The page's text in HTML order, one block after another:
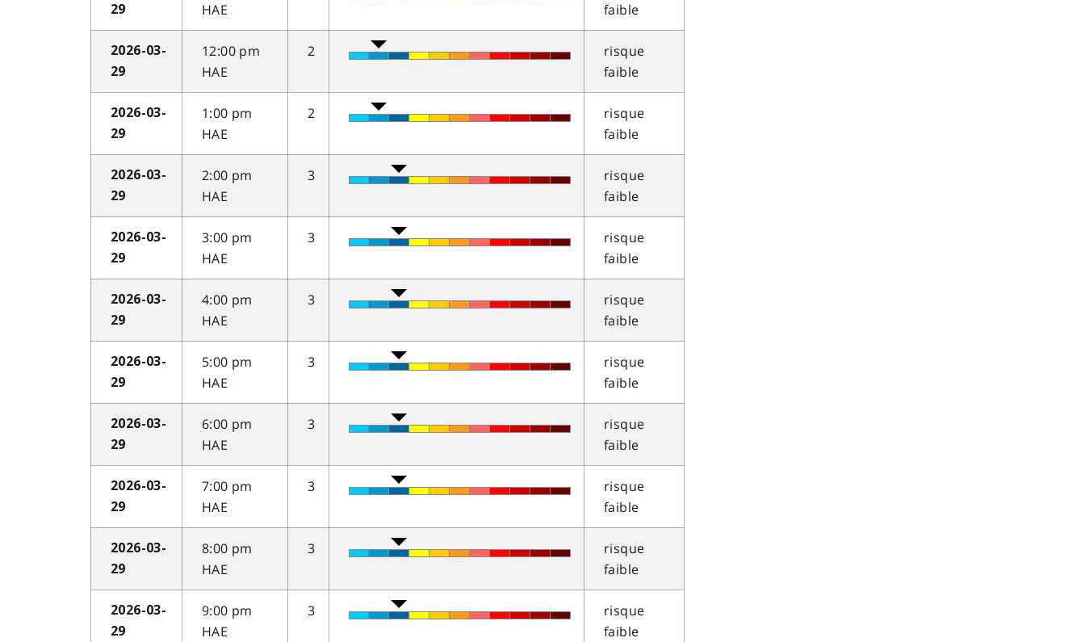
29
HAE
faible
2026-03-
29
12:00 pm
HAE
2
risque
faible
2026-03-
29
1:00 pm
HAE
2
risque
faible
2026-03-
29
2:00 pm
HAE
3
risque
faible
2026-03-
29
3:00 pm
HAE
3
risque
faible
2026-03-
29
4:00 pm
HAE
3
risque
faible
2026-03-
29
5:00 pm
HAE
3
risque
faible
2026-03-
29
6:00 pm
HAE
3
risque
faible
2026-03-
29
7:00 pm
HAE
3
risque
faible
2026-03-
29
8:00 pm
HAE
3
risque
faible
2026-03-
29
9:00 pm
HAE
3
risque
faible